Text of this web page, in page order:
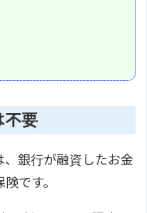
不要
銀行が融資したお金
です。